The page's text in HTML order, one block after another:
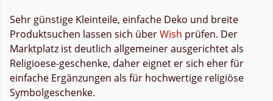
Sehr günstige Kleinteile, einfache Deko und breite
Produktsuchen lassen sich überWish prüfen. Der
Marktplatz ist deutlich allgemeiner ausgerichtet als
Religioese-geschenke, daher eignet er sich eher für
einfache Ergänzungen als für hochwertige religiöse
Symbolgeschenke.